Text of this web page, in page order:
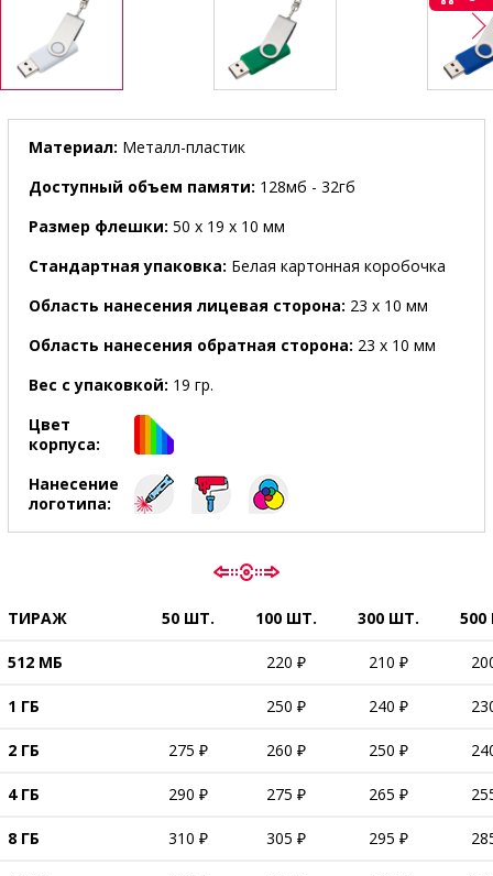
Материал: Металл-пластик
Доступный объем памяти: 128мб - 32гб
Размер флешки: 50 x 19 x 10 мм
Стандартная упаковка: Белая картонная коробочка
Область нанесения лицевая сторона: 23 х 10 мм
Область нанесения обратная сторона: 23 х 10 мм
Вес с упаковкой: 19 гр.
Цвет
корпуса:
Нанесение
логотипа:
ТИРАЖ 50 ШТ. 100 ШТ. 300 ШТ.
512 МБ 220 ₽ 210 ₽
1 ГБ 250 ₽ 240 ₽
2 ГБ 275 ₽ 260 ₽ 250 ₽
4 ГБ 290 ₽ 275 ₽ 265 ₽
8 ГБ 310 ₽ 305 ₽ 295 ₽